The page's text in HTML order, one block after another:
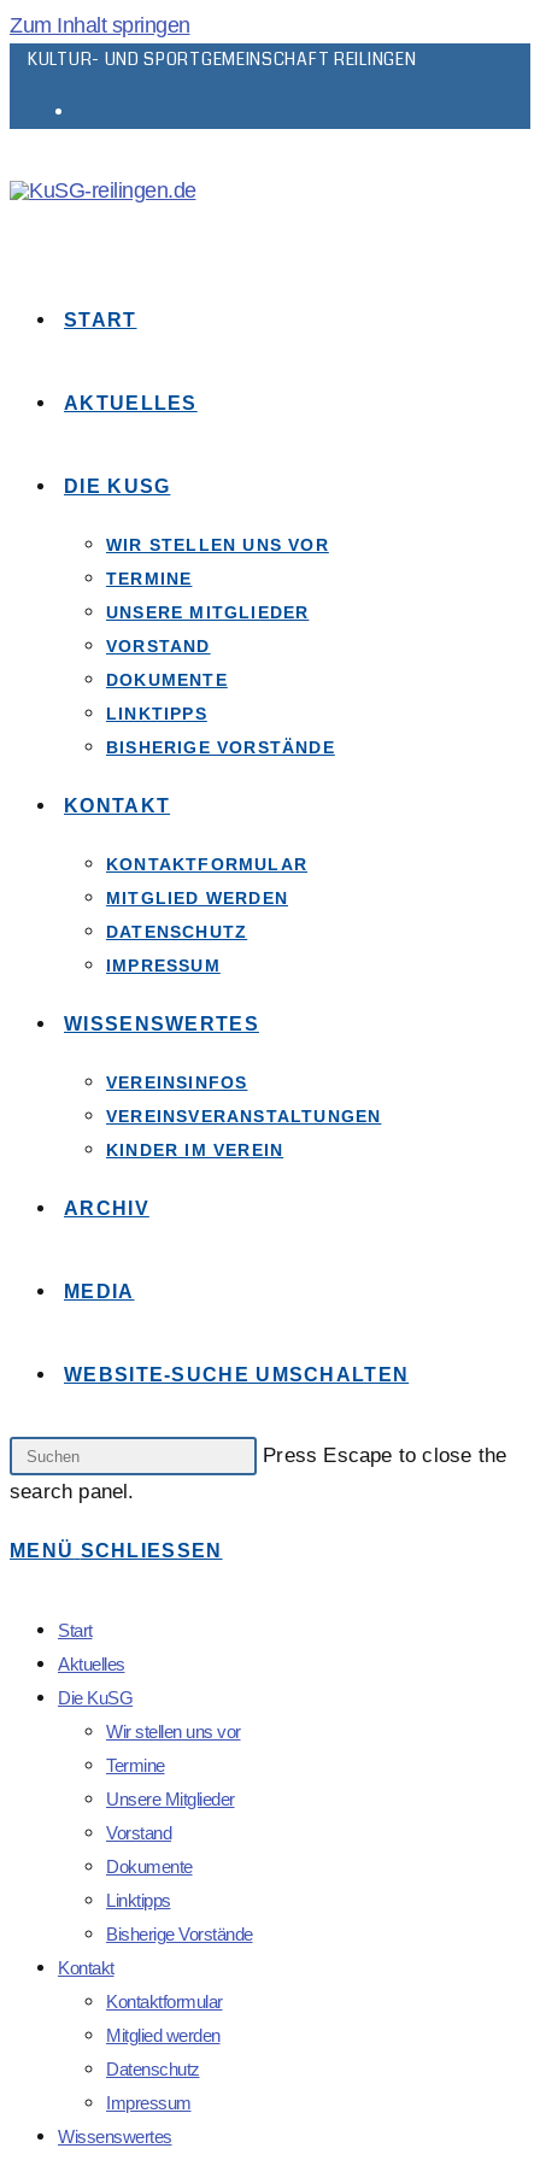
Zum Inhalt springen
KULTUR- UND SPORTGEMEINSCHAFT REILINGEN
START
AKTUELLES
DIE KUSG
WIR STELLEN UNS VOR
TERMINE
UNSERE MITGLIEDER
VORSTAND
DOKUMENTE
LINKTIPPS
BISHERIGE VORSTÄNDE
KONTAKT
KONTAKTFORMULAR
MITGLIED WERDEN
DATENSCHUTZ
IMPRESSUM
WISSENSWERTES
VEREINSINFOS
VEREINSVERANSTALTUNGEN
KINDER IM VEREIN
ARCHIV
MEDIA
WEBSITE-SUCHE UMSCHALTEN
Press Escape to close the
search panel.
MENÜ SCHLIESSEN
Start
Aktuelles
Die KuSG
Wir stellen uns vor
Termine
Unsere Mitglieder
Vorstand
Dokumente
Linktipps
Bisherige Vorstände
Kontakt
Kontaktformular
Mitglied werden
Datenschutz
Impressum
Wissenswertes